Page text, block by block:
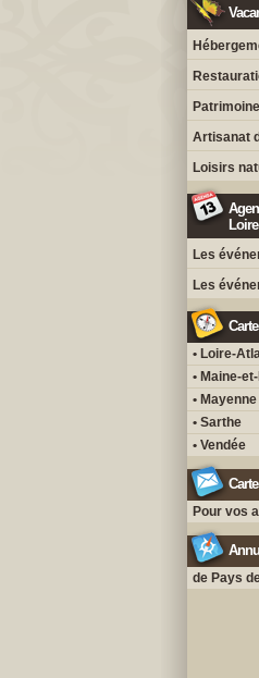
Artisanat
Loisirs
Loire
Les
Les
• Loire-
• Maine-
• Mayenne
• Sarthe
• Vendée
Pour vos
de Pays